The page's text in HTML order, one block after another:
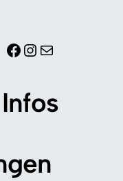
Facebook Instagram E-Mail